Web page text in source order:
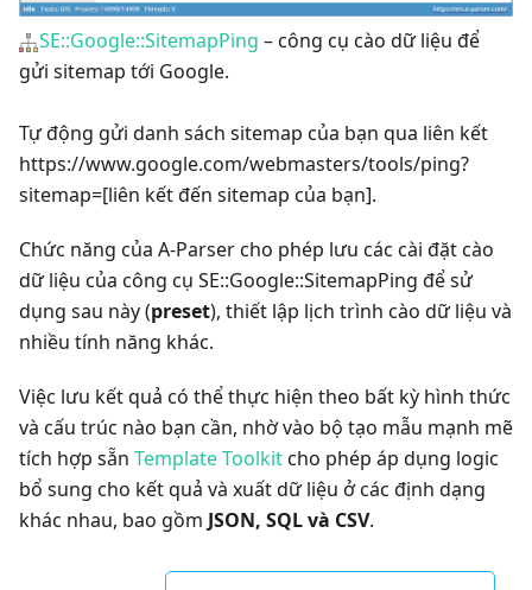
SE::Google::SitemapPing – công cụ cào dữ liệu để
gửi sitemap tới Google.
Tự động gửi danh sách sitemap của bạn qua liên kết
https://www.google.com/webmasters/tools/ping?
sitemap=[liên kết đến sitemap của bạn].
Chức năng của A-Parser cho phép lưu các cài đặt cào
dữ liệu của công cụ SE::Google::SitemapPing để sử
dụng sau này (preset), thiết lập lịch trình cào dữ liệu và
nhiều tính năng khác.
Việc lưu kết quả có thể thực hiện theo bất kỳ hình thức
và cấu trúc nào bạn cần, nhờ vào bộ tạo mẫu mạnh mẽ
tích hợp sẵn Template Toolkitcho phép áp dụng logic
bổ sung cho kết quả và xuất dữ liệu ở các định dạng
khác nhau, bao gồm JSON, SQL và CSV.